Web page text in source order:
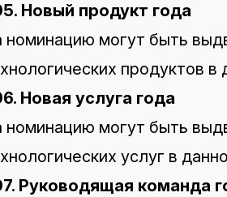
Новый продукт года
номинацию могут быть
продуктов
Новая услуга года
номинацию могут быть
услуг в
Руководящая команда